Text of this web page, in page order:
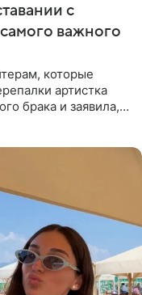
с
важного
которые
артистка
брака и заявила,